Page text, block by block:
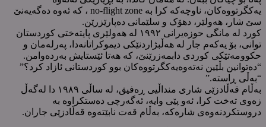
یەکگرتووەکان، ناوچەکە کرا بە no-flight zone ، کە ئەوە دەگەیەنێ
سێ شار، هەولێر، دهۆک و سلێمانی دەپارێزرێن.
کورد لە مانگی حوزەیرانی ١٩٩٢ لە هەولێری پایتەختی کوردستان
توانی، بۆ یەکەم جار لە هەڵبژاردنێکی دیموکراتانەدا، پەرلەمان و
حکوومەتێکی کوردی دابمەزرێنێ، کە هەتا ئێستایش بەردەوامن.
“دەتوانین بڵێین نەتەوەیەکگرتووەکان بوو کوردستانی ئازاد کرد؟”
“بەڵی ڕاستە.”
بەڵام قەڵادزێی شاری منداڵیی ڕەفیق، لە ساڵی ١٩٨٩ دا لەگەڵ
زەوی تەخت کرا، ئەو پێی وایە، ئەگەرچی دەستکراوە بە
دروستکردنەوەی شارەکە، بەڵام قەت نابێتەوە قەڵادزێی جاران.